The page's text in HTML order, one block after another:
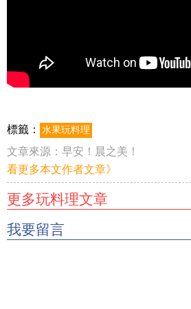
標籤： 水果玩料理
文章來源： 早安！晨之美！
看更多本文作者文章》
更多玩料理文章
我要留言